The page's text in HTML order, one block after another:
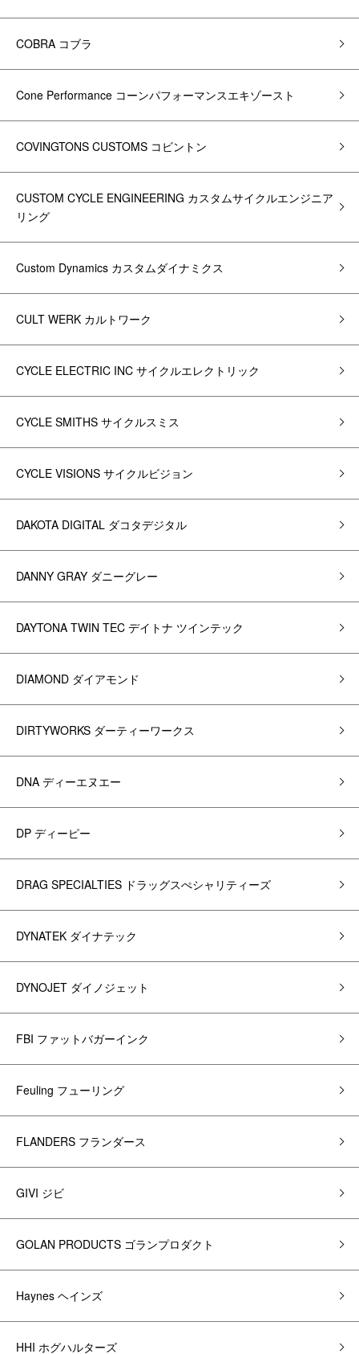
COBRA コブラ
Cone Performance コーンパフォーマンスエキゾースト
COVINGTONS CUSTOMS コビントン
CUSTOM CYCLE ENGINEERING カスタムサイクルエンジニア
リング
Custom Dynamics カスタムダイナミクス
CULT WERK カルトワーク
CYCLE ELECTRIC INC サイクルエレクトリック
CYCLE SMITHS サイクルスミス
CYCLE VISIONS サイクルビジョン
DAKOTA DIGITAL ダコタデジタル
DANNY GRAY ダニーグレー
DAYTONA TWIN TEC デイトナ ツインテック
DIAMOND ダイアモンド
DIRTYWORKS ダーティーワークス
DNA ディーエヌエー
DP ディーピー
DRAG SPECIALTIES ドラッグスぺシャリティーズ
DYNATEK ダイナテック
DYNOJET ダイノジェット
FBI ファットバガーインク
Feuling フューリング
FLANDERS フランダース
GIVI ジビ
GOLAN PRODUCTS ゴランプロダクト
Haynes ヘインズ
HHI ホグハルターズ